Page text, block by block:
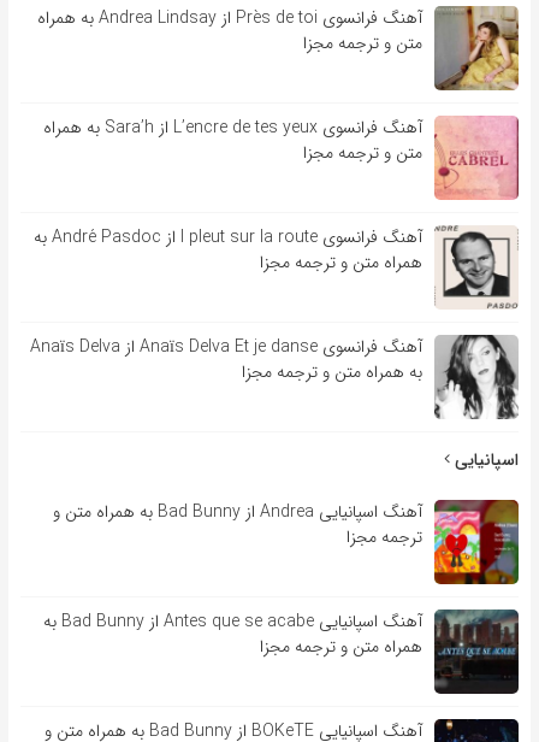
آهنگ فرانسوی Près de toi از Andrea Lindsay به همراه
متن و ترجمه مجزا
آهنگ فرانسوی L’encre de tes yeux از Sara’h به همراه
متن و ترجمه مجزا
آهنگ فرانسوی l pleut sur la route از André Pasdoc به
همراه متن و ترجمه مجزا
آهنگ فرانسوی Anaïs Delva Et je danse از Anaïs Delva
به همراه متن و ترجمه مجزا
اسپانیایی
آهنگ اسپانیایی Andrea از Bad Bunny به همراه متن و
ترجمه مجزا
آهنگ اسپانیایی Antes que se acabe از Bad Bunny به
همراه متن و ترجمه مجزا
آهنگ اسپانیایی BOKeTE از Bad Bunny به همراه متن و